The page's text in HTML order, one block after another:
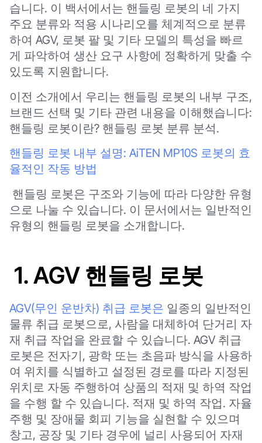
습니다. 이 백서에서는 핸들링 로봇의 네 가지
주요 분류와 적용 시나리오를 체계적으로 분류
하여 AGV, 로봇 팔 및 기타 모델의 특성을 빠르
게 파악하여 생산 요구 사항에 정확하게 맞출 수
있도록 지원합니다.
이전 소개에서 우리는 핸들링 로봇의 내부 구조,
브랜드 선택 및 기타 관련 내용을 이해했습니다:
핸들링 로봇이란? 핸들링 로봇 분류 분석.
핸들링 로봇 내부 설명: AiTEN MP10S 로봇의 효
율적인 작동 방법
핸들링 로봇은 구조와 기능에 따라 다양한 유형
으로 나눌 수 있습니다. 이 문서에서는 일반적인
유형의 핸들링 로봇을 소개합니다.
1. AGV 핸들링 로봇
AGV(무인 운반차) 취급 로봇은 일종의 일반적인
물류 취급 로봇으로, 사람을 대체하여 단거리 자
재 취급 작업을 완료할 수 있습니다. AGV 취급
로봇은 전자기, 광학 또는 초음파 방식을 사용하
여 위치를 식별하고 설정된 경로를 따라 지정된
위치로 자동 주행하여 상품의 적재 및 하역 작업
을 수행 할 수 있습니다. 적재 및 하역 작업. 자율
주행 및 장애물 회피 기능을 실현할 수 있으며
창고, 공장 및 기타 경우에 널리 사용되어 자재